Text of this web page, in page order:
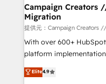
empowering our clients
autonomy. Get to grips
guided implementation
the CRM platform into
you like support in
to your needs and sales
Campaign Creators
Migration
提供元：Campaign Creators
With over 600+
platform
Elite Solutions Partner
migrate, replatform, and
Elite4.9